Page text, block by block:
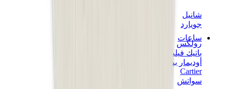
شانيل
جويارد
ساعات
رولكس
باتيك فيليب
أوديمار بيغيه
Cartier
سواتش